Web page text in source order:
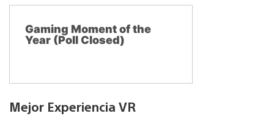
Gaming Moment of the
Year (Poll Closed)
Mejor Experiencia VR